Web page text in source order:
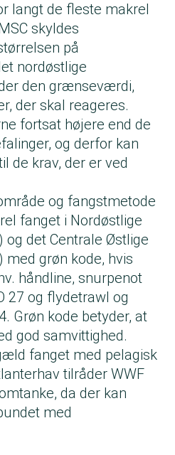
langt de fleste makrel
skyldes
på
nordøstlige
den grænseværdi,
der skal reageres.
fortsat højere end de
og derfor kan
de krav, der er ved
og fangstmetode
fanget i Nordøstlige
og det Centrale Østlige
med grøn kode, hvis
håndline, snurpenot
27 og flydetrawl og
Grøn kode betyder, at
god samvittighed.
fanget med pelagisk
tilråder WWF
da der kan
med